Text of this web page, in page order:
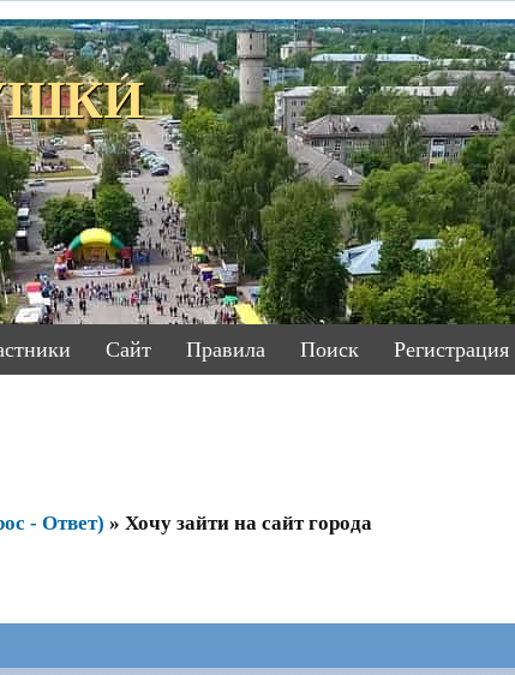
Сайт Правила Поиск Регистрация
- Ответ) » Хочу зайти на сайт города